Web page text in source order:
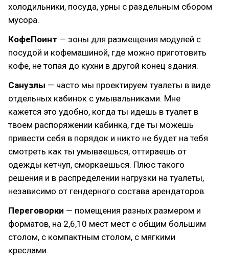
холодильники, посуда, урны с раздельным сбором
мусора.
КофеПоинт — зоны для размещения модулей с
посудой и кофемашиной, где можно приготовить
кофе, не топая до кухни в другой конец здания.
Санузлы — часто мы проектируем туалеты в виде
отдельных кабинок с умывальниками. Мне
кажется это удобно, когда ты идешь в туалет в
твоем распоряжении кабинка, где ты можешь
привести себя в порядок и никто не будет на тебя
смотреть как ты умываешься, оттираешь от
одежды кетчуп, сморкаешься. Плюс такого
решения и в распределении нагрузки на туалеты,
независимо от гендерного состава арендаторов.
Переговорки — помещения разных размером и
форматов, на 2,6,10 мест мест с общим большим
столом, с компактным столом, с мягкими
креслами.